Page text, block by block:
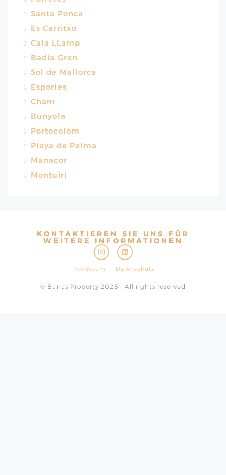
Santa Ponca
Es Carritxo
Cala LLamp
Badia Gran
Sol de Mallorca
Esporles
Cham
Bunyola
Portocolom
Playa de Palma
Manacor
Montuiri
KONTAKTIEREN SIE UNS FÜR
WEITERE INFORMATIONEN
Impressum Datenschutz
© Banas Property 2025 - All rights reserved